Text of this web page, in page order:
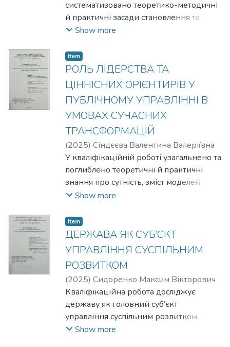
систематизовано теоретико-методичні
й практичні засади становлення та
розвитку інноваційного лідерства в
умовах глобальних трансформацій.
Розкрито сутність, зміст і специфіку
інноваційного лідерства в публічній
сфері, визначено його ключові
характеристики, принципи та базові
категорії. Обґрунтовано роль
інноваційного лідерства як
системоутворювального чинника
підвищення ефективності та
стабільності функціонування органів
публічної влади на національному,
регіональному та місцевому рівнях.
впровадження інноваційного
лідерства, визначено вплив зовнішніх і
внутрішніх чинників на його
формування та розвиток, а також
запропоновано практичні рекомендації
щодо удосконалення механізмів
реалізації інноваційного лідерства в
умовах сучасних викликів.
Show more
Item
РОЛЬ ЛІДЕРСТВА ТА
ЦІННІСНИХ ОРІЄНТИРІВ У
ПУБЛІЧНОМУ УПРАВЛІННІ В
УМОВАХ СУЧАСНИХ
ТРАНСФОРМАЦІЙ
(2025) Сіндєєва Валентина Валеріївна
У кваліфікаційній роботі узагальнено та
поглиблено теоретичні й практичні
знання про сутність, зміст моделей
управління в умовах воєнного стану,
зростанням значущості ціннісних
орієнтирів у діяльності публічних
службовців.
Show more
Item
ДЕРЖАВА ЯК СУБ’ЄКТ
УПРАВЛІННЯ СУСПІЛЬНИМ
РОЗВИТКОМ
(2025) Сидоренко Максим Вікторович
Кваліфікаційна робота досліджує
державу як головний суб’єкт
управління суспільним розвитком.
Проаналізовано теоретичні засади,
Show more